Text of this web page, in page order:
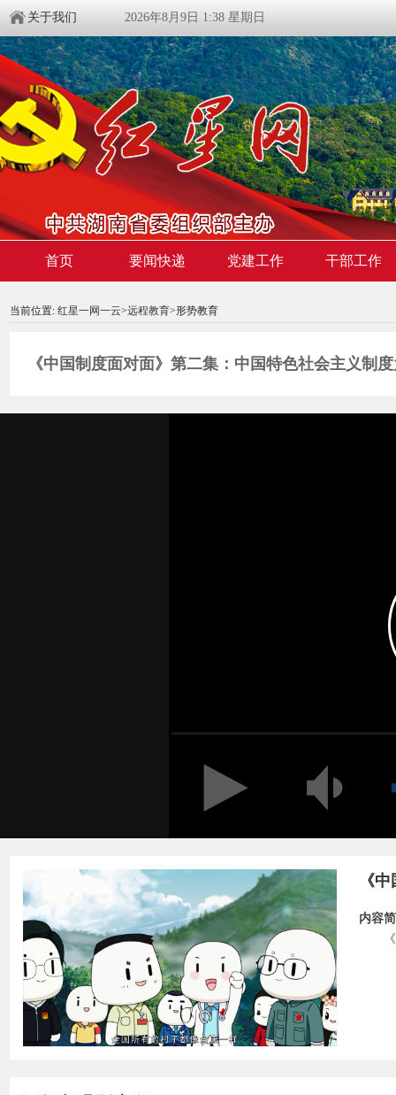
关于我们 2026年8月9日 1:38 星期日
首页 要闻快递 党建工作 干部工作
当前位置: 红星一网一云>远程教育>形势教育
《中国制度面对面》第二集：中国特色社会主义制
00:00:00 / 00:00
《
内容